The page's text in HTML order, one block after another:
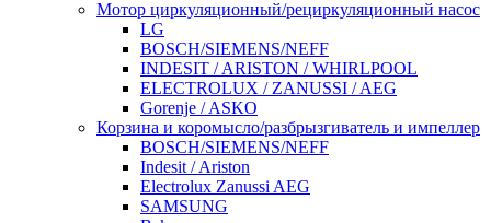
Мотор циркуляционный/рециркуляционный насос
LG
BOSCH/SIEMENS/NEFF
INDESIT / ARISTON / WHIRLPOOL
ELECTROLUX / ZANUSSI / AEG
Gorenje / ASKO
Корзина и коромысло/разбрызгиватель и импеллер
BOSCH/SIEMENS/NEFF
Indesit / Ariston
Electrolux Zanussi AEG
SAMSUNG